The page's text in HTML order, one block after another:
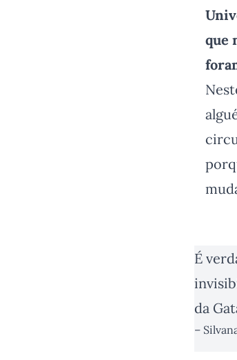
que
É
da
–